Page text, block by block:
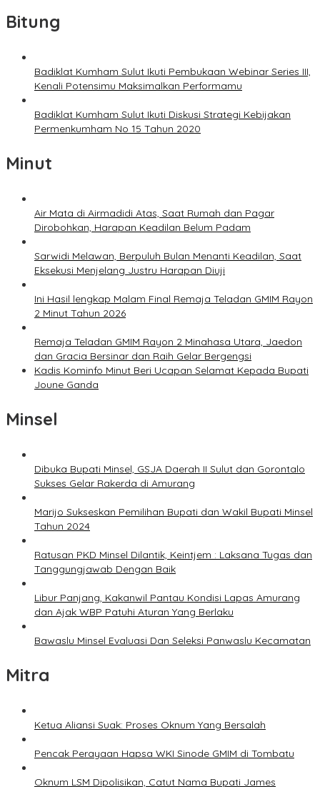
Bitung
Badiklat Kumham Sulut Ikuti Pembukaan Webinar Series III,
Kenali Potensimu Maksimalkan Performamu
Badiklat Kumham Sulut Ikuti Diskusi Strategi Kebijakan
Permenkumham No 15 Tahun 2020
Minut
Air Mata di Airmadidi Atas, Saat Rumah dan Pagar
Dirobohkan, Harapan Keadilan Belum Padam
Sarwidi Melawan, Berpuluh Bulan Menanti Keadilan, Saat
Eksekusi Menjelang Justru Harapan Diuji
Ini Hasil lengkap Malam Final Remaja Teladan GMIM Rayon
2 Minut Tahun 2026
Remaja Teladan GMIM Rayon 2 Minahasa Utara, Jaedon
dan Gracia Bersinar dan Raih Gelar Bergengsi
Kadis Kominfo Minut Beri Ucapan Selamat Kepada Bupati
Joune Ganda
Minsel
Dibuka Bupati Minsel, GSJA Daerah II Sulut dan Gorontalo
Sukses Gelar Rakerda di Amurang
Marijo Sukseskan Pemilihan Bupati dan Wakil Bupati Minsel
Tahun 2024
Ratusan PKD Minsel Dilantik, Keintjem : Laksana Tugas dan
Tanggungjawab Dengan Baik
Libur Panjang, Kakanwil Pantau Kondisi Lapas Amurang
dan Ajak WBP Patuhi Aturan Yang Berlaku
Bawaslu Minsel Evaluasi Dan Seleksi Panwaslu Kecamatan
Mitra
Ketua Aliansi Suak: Proses Oknum Yang Bersalah
Pencak Perayaan Hapsa WKI Sinode GMIM di Tombatu
Oknum LSM Dipolisikan, Catut Nama Bupati James